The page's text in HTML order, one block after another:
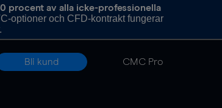
procent av alla icke-professionella
optioner och CFD-kontrakt fungerar
Bli kund CMC Pro